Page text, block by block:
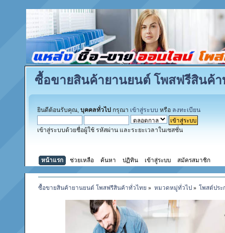
ซื้อขายสินค้ายานยนต์ โพสฟรีสินค้า
ยินดีต้อนรับคุณ, บุคคลทั่วไป กรุณา เข้าสู่ระบบ หรือ ลงทะเบียน
เข้าสู่ระบบด้วยชื่อผู้ใช้ รหัสผ่าน และระยะเวลาในเซสชั่น
หน้าแรก ช่วยเหลือ ค้นหา ปฏิทิน เข้าสู่ระบบ สมัครสมาชิก
ซื้อขายสินค้ายานยนต์ โพสฟรีสินค้าทั่วไทย » หมวดหมู่ทั่วไป» โพสต์ประ